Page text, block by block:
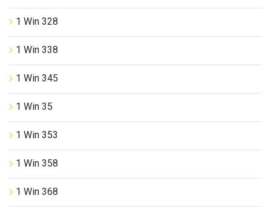
1 Win 328
1 Win 338
1 Win 345
1 Win 35
1 Win 353
1 Win 358
1 Win 368